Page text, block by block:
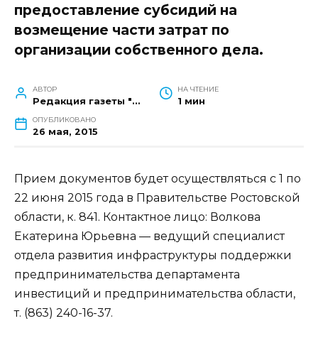
предоставление субсидий на
возмещение части затрат по
организации собственного дела.
АВТОР
Редакция газеты "Наш край"
НА ЧТЕНИЕ
1 мин
ОПУБЛИКОВАНО
26 мая, 2015
Прием документов будет осуществляться с 1 по
22 июня 2015 года в Правительстве Ростовской
области, к. 841. Контактное лицо: Волкова
Екатерина Юрьевна — ведущий специалист
отдела развития инфраструктуры поддержки
предпринимательства департамента
инвестиций и предпринимательства области,
т. (863) 240-16-37.